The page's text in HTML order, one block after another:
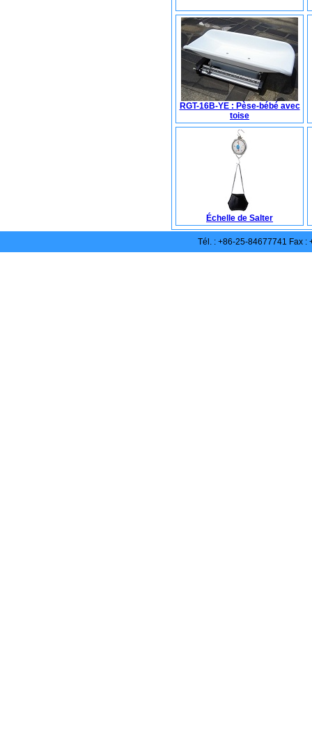
RGT-16B-YE : Pèse-bébé avec
toise
Échelle de Salter
Tél. : +86-25-84677741 Fax